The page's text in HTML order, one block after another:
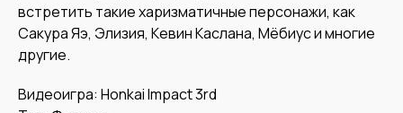
встретить такие харизматичные персонажи, как
Сакура Яэ, Элизия, Кевин Каслана, Мёбиус и многие
другие.
Видеоигра: Honkai Impact 3rd